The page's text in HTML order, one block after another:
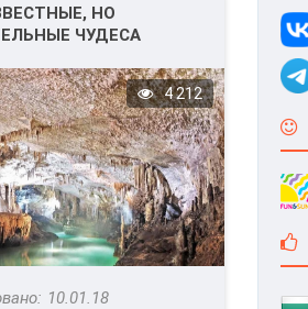
НО
ЧУДЕСА
4 212
10.01.18